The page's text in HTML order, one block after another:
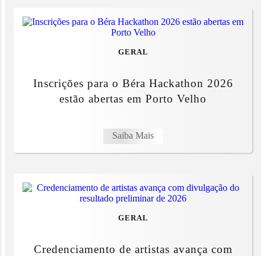
GERAL
Inscrições para o Béra Hackathon 2026
estão abertas em Porto Velho
Saiba Mais
GERAL
Credenciamento de artistas avança com